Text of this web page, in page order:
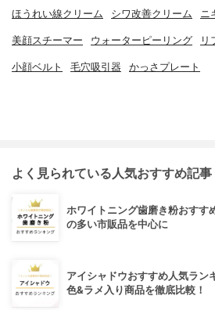
ほうれい線クリーム シワ改善クリーム ニ
美顔スチーマー ウォーターピーリング リ
小顔ベルト 毛穴吸引器 かっさプレート
よく見られている人気おすすめ記事
ホワイトニング歯磨き粉おすす
の多い市販品を中心に
アイシャドウおすすめ人気ラン
色&ラメ入り商品を徹底比較！